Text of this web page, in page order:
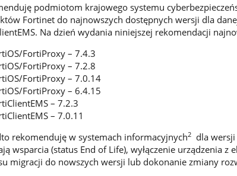
podmiotom krajowego systemu
Fortinet do najnowszych dostępnych wersji dla
Na dzień wydania niniejszej rekomendacji
FortiProxy – 7.4.3
FortiProxy – 7.2.8
FortiProxy – 7.0.14
FortiProxy – 6.4.15
– 7.2.3
– 7.0.11
rekomenduję w systemach informacyjnych2dla wersji
wsparcia (status End of Life), wyłączenie urządzenia z
migracji do nowszych wersji lub dokonanie zmiany